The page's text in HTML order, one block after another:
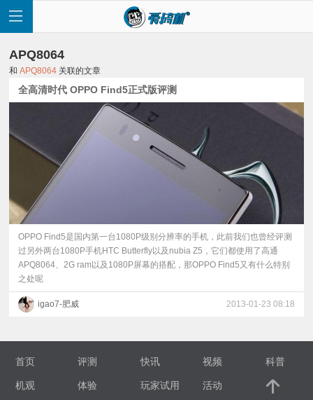
讯
评
测
APQ8064
和APQ8064 关联的文章
全高清时代 OPPO Find5正式版评测
OPPO Find5是国内第一台1080P级别分辨率的手机，此前我们也曾经评测
过另外两台1080P手机HTC Butterfly以及nubia Z5，它们都使用了高通
APQ8064、2G ram以及1080P屏幕的搭配，那OPPO Find5又有什么特别
之处呢
igao7-肥威 2013-01-23 08:18
首页 评测 快讯 视频 科普
机观 体验 玩家试用 活动